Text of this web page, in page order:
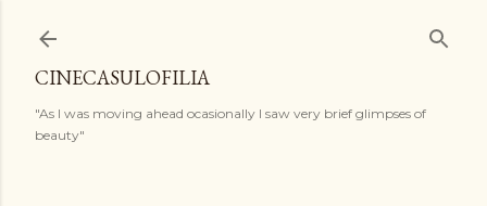
CINECASULOFILIA
"As I was moving ahead ocasionally I saw very brief glimpses of
beauty"